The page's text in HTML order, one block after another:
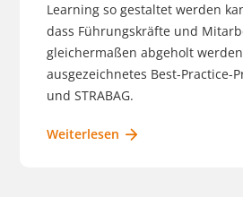
Learning so gestaltet werden
dass Führungskräfte und
gleichermaßen abgeholt
ausgezeichnetes Best-Practice-
und STRABAG.
Weiterlesen